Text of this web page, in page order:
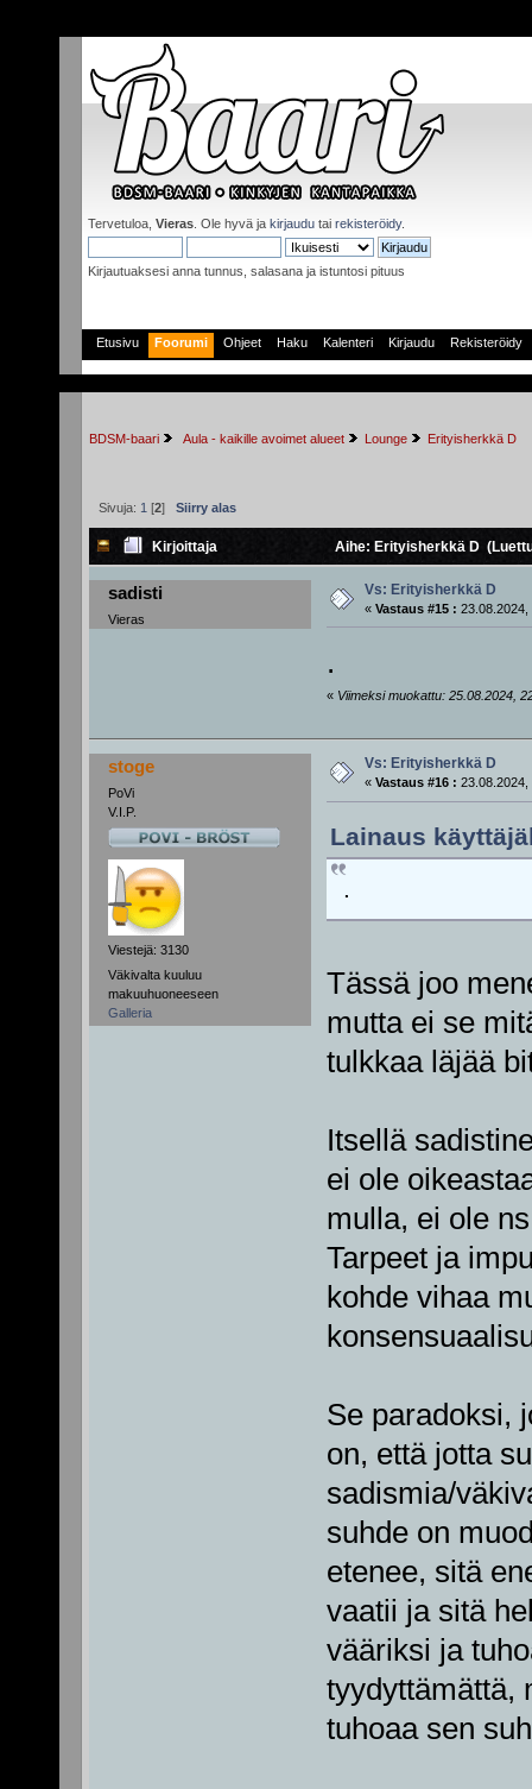
Tervetuloa, Vieras . Ole hyvä ja kirjaudu tai rekisteröidy.
Kirjautuaksesi anna tunnus, salasana ja istuntosi pituus
Etusivu Foorumi Ohjeet Haku Kalenteri Kirjaudu Rekisteröidy
BDSM-baari Aula - kaikille avoimet alueet Lounge Erityisherkkä D
Sivuja: 1 [2] Siirry alas
Kirjoittaja Aihe: Erityisherkkä D
sadisti
Vieras
Vs: Erityisherkkä D
« Vastaus #15 : 23.08.2024,
.
« Viimeksi muokattu: 25.08.2024,
stoge
PoVi
V.I.P.
Viestejä: 3130
Väkivalta kuuluu
makuuhuoneeseen
Galleria
Vs: Erityisherkkä D
« Vastaus #16 : 23.08.2024,
Lainaus
.
Tässä joo
mutta ei se
tulkkaa läjää
Itsellä
ei ole
mulla, ei ole
Tarpeet ja
kohde vihaa
Se paradoksi,
on, että jotta
sadismia/
suhde on
etenee, sitä
vaatii ja sitä
vääriksi ja
tyydyttämättä,
tuhoaa sen